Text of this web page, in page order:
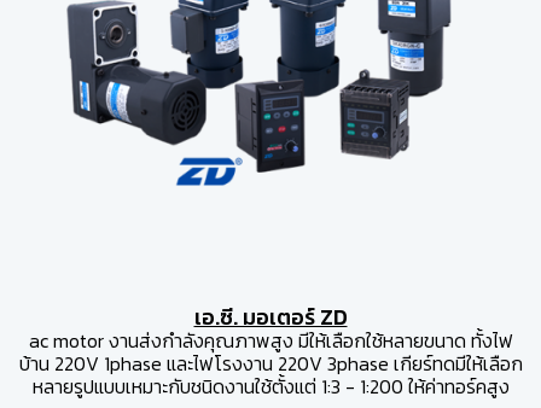
เอ.ซี. มอเตอร์ ZD
ac motor งานส่งกำลังคุณภาพสูง มีให้เลือกใช้หลายขนาด ทั้งไฟ
บ้าน 220V 1phase และไฟโรงงาน 220V 3phase เกียร์ทดมีให้เลือก
หลายรูปแบบเหมาะกับชนิดงานใช้ตั้งแต่ 1:3 - 1:200 ให้ค่าทอร์คสูง